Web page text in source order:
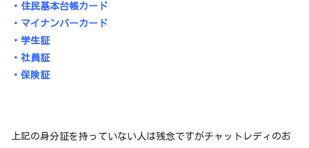
・住民基本台帳カード
・マイナンバーカード
・学生証
・社員証
・保険証
上記の身分証を持っていない人は残念ですがチャットレディのお